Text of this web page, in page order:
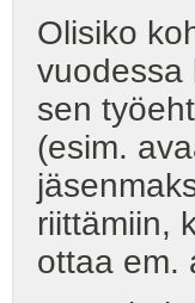
Olisiko
vuodessa
sen
(esim.
riittämiin,
ottaa em.